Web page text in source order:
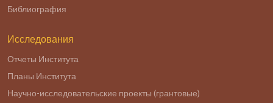
Библиография
Исследования
Отчеты Института
Планы Института
Научно-исследовательские проекты (грантовые)